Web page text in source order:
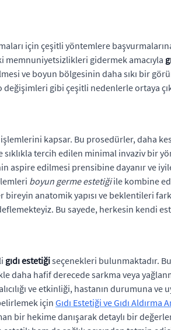
için çeşitli yöntemlere
gidermek amacıyla
ve boyun bölgesinin daha sıkı bir
gibi çeşitli nedenlerle ortaya
kapsar. Bu prosedürler, daha
tercih edilen minimal invaziv bir
edilmesi prensibine dayanır ve
boyun germe estetiğiile kombine
bireyin anatomik yapısı ve beklentileri
Bu sayede, herkesin kendi
gıdı estetiğiseçenekleri bulunmaktadır.
daha hafif derecede sarkma veya
ve etkinliği, hastanın durumuna
için Gıdı Estetiği ve Gıdı
bir hekime danışarak detaylı bir